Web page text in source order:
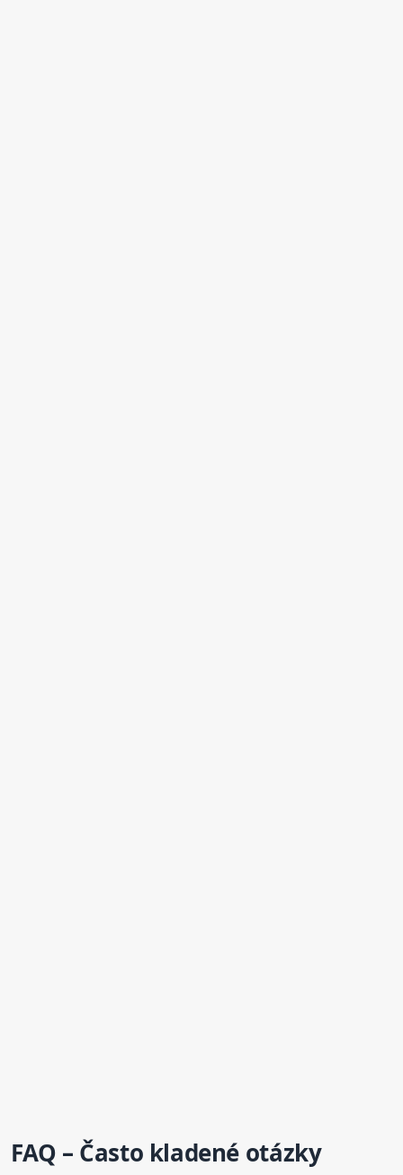
FAQ – Často kladené otázky